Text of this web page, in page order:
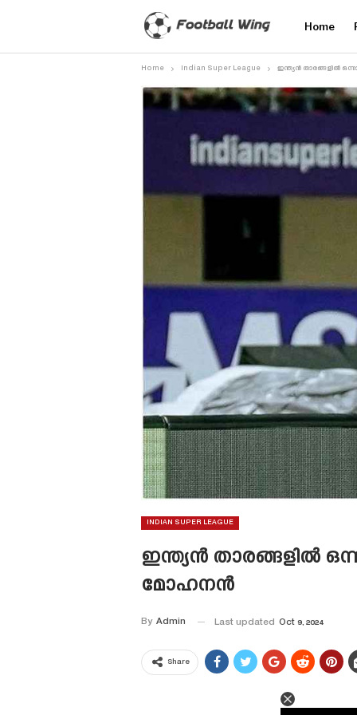
Home
Home Indian Super League ഇന്ത്യൻ താരങ്ങളിൽ
INDIAN SUPER LEAGUE
ഇന്ത്യൻ താരങ്ങളിൽ
മോഹനൻ
By Admin Last updated Oct 9, 2024
Share